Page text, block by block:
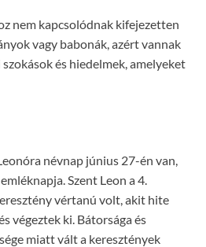
nem kapcsolódnak kifejezetten
vagy babonák, azért vannak
és hiedelmek, amelyeket
névnap június 27-én van,
Szent Leon a 4.
vértanú volt, akit hite
végeztek ki. Bátorsága és
miatt vált a keresztények